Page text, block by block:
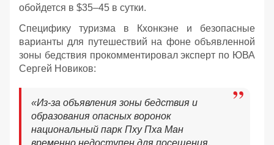
обойдется в $35–45 в сутки.
Специфику туризма в Кхонкэне и безопасные
варианты для путешествий на фоне объявленной
зоны бедствия прокомментировал эксперт по ЮВА
Сергей Новиков:
«Из-за объявления зоны бедствия и
образования опасных воронок
национальный парк Пху Пха Ман
временно недоступен для посещения.